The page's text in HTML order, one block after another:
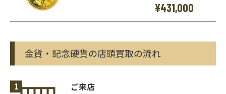
¥431,000
金貨・記念硬貨の店頭買取の流れ
1 ご来店